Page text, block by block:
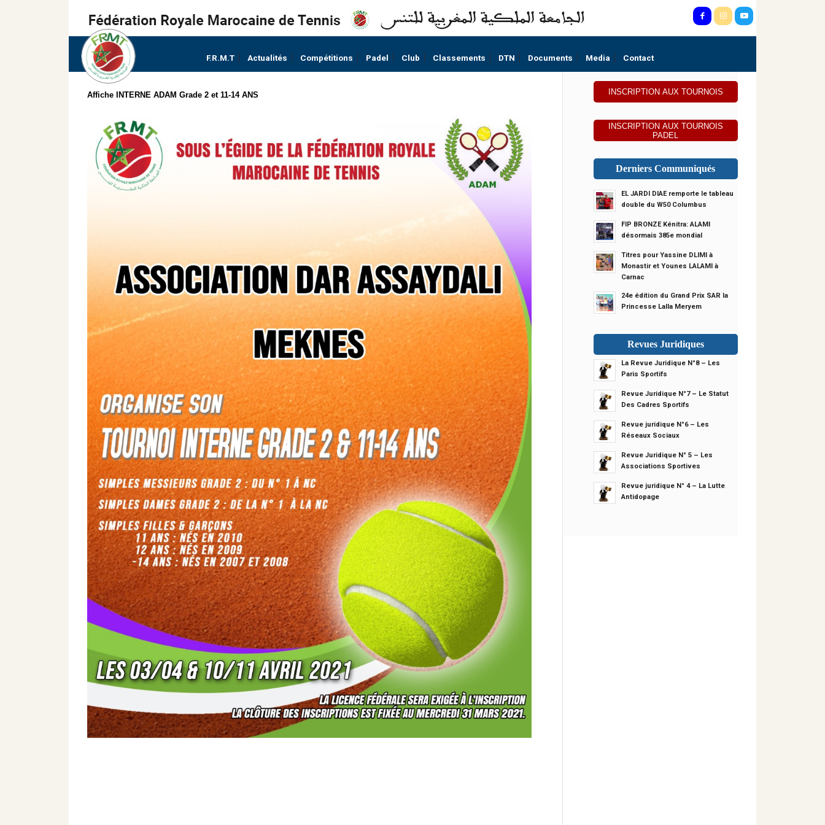
F.R.M.T Actualités Compétitions Padel Club Classements DTN Documents Media Contact
Affiche INTERNE ADAM Grade 2 et 11-14 ANS INSCRIPTION AUX TOURNOIS
INSCRIPTION AUX TOURNOIS
PADEL
Derniers Communiqués
EL JARDI DIAE remporte le tableau
double du W50 Columbus
FIP BRONZE Kénitra: ALAMI
désormais 385e mondial
Titres pour Yassine DLIMI à
Monastir et Younes LALAMI à
Carnac
24e édition du Grand Prix SAR la
Princesse Lalla Meryem
Revues Juridiques
La Revue Juridique N°8 – Les
Paris Sportifs
Revue Juridique N°7 – Le Statut
Des Cadres Sportifs
Revue juridique N°6 – Les
Réseaux Sociaux
Revue Juridique N° 5 – Les
Associations Sportives
Revue juridique N° 4 – La Lutte
Antidopage